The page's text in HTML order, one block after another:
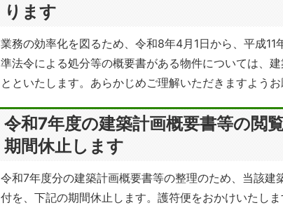
ります
業務の効率化を図るため、令和8年4月1日から、平成
準法令による処分等の概要書がある物件については、
とといたします。あらかじめご理解いただきますようお
令和7年度の建築計画概要書等の閲
期間休止します
令和7年度分の建築計画概要書等の整理のため、当該建
付を、下記の期間休止します。護符便をおかけいたしま